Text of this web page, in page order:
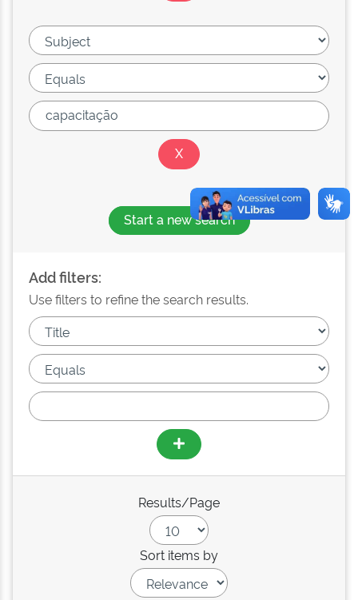
Start a new search
Add filters:
Use filters to refine the search results.
Results/Page
Sort items by